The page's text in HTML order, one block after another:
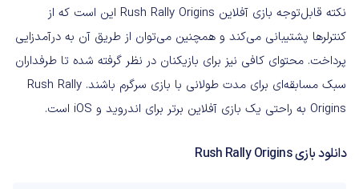
نکته قابل‌توجه بازی آفلاین Rush Rally Origins این است که از
کنترلرها پشتیبانی می‌کند و همچنین می‌توان از طریق آن به درآمدزایی
پرداخت. محتوای کافی نیز برای بازیکنان در نظر گرفته شده تا طرفداران
سبک مسابقه‌ای برای مدت طولانی با بازی سرگرم باشند. Rush Rally
Origins به راحتی یک بازی آفلاین برتر برای اندروید و iOS است.
دانلود بازی Rush Rally Origins